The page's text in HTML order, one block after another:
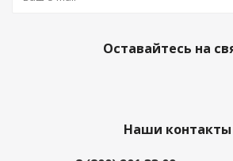
Оставайтесь на
Наши контакты